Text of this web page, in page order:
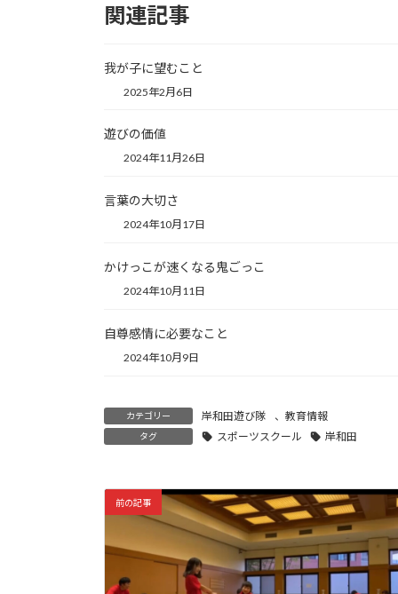
関連記事
我が子に望むこと
2025年2月6日
遊びの価値
2024年11月26日
言葉の大切さ
2024年10月17日
かけっこが速くなる鬼ごっこ
2024年10月11日
自尊感情に必要なこと
2024年10月9日
カテゴリー 岸和田遊び隊 、 教育情報
タグ スポーツスクール 岸和田
前の記事